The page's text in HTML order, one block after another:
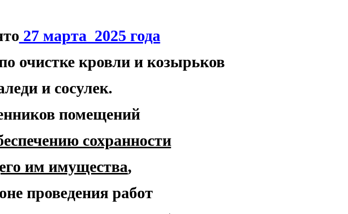
27 марта 2025 года
очистке кровли и козырьков
и сосулек.
помещений
сохранности
им имущества,
проведения работ